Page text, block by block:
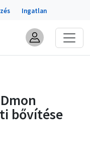
Ingatlan
bővítése